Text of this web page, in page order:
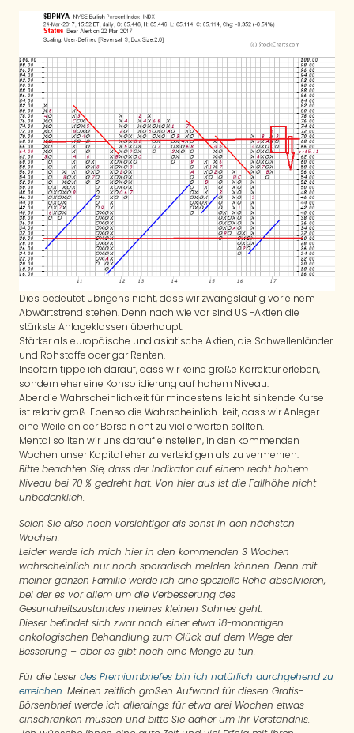
Dies bedeutet übrigens nicht, dass wir zwangsläufig vor einem
Abwärtstrend stehen. Denn nach wie vor sind US -Aktien die
stärkste Anlageklassen überhaupt.
Stärker als europäische und asiatische Aktien, die Schwellenländer
und Rohstoffe oder gar Renten.
Insofern tippe ich darauf, dass wir keine große Korrektur erleben,
sondern eher eine Konsolidierung auf hohem Niveau.
Aber die Wahrscheinlichkeit für mindestens leicht sinkende Kurse
ist relativ groß. Ebenso die Wahrscheinlich-keit, dass wir Anleger
eine Weile an der Börse nicht zu viel erwarten sollten.
Mental sollten wir uns darauf einstellen, in den kommenden
Wochen unser Kapital eher zu verteidigen als zu vermehren.
Bitte beachten Sie, dass der Indikator auf einem recht hohem
Niveau bei 70 % gedreht hat. Von hier aus ist die Fallhöhe nicht
unbedenklich.
Seien Sie also noch vorsichtiger als sonst in den nächsten
Wochen.
Leider werde ich mich hier in den kommenden 3 Wochen
wahrscheinlich nur noch sporadisch melden können. Denn mit
meiner ganzen Familie werde ich eine spezielle Reha absolvieren,
bei der es vor allem um die Verbesserung des
Gesundheitszustandes meines kleinen Sohnes geht.
Dieser befindet sich zwar nach einer etwa 18-monatigen
onkologischen Behandlung zum Glück auf dem Wege der
Besserung – aber es gibt noch eine Menge zu tun.
Für die Leserdes Premiumbriefes bin ich natürlich durchgehend zu
erreichen. Meinen zeitlich großen Aufwand für diesen Gratis-
Börsenbrief werde ich allerdings für etwa drei Wochen etwas
einschränken müssen und bitte Sie daher um Ihr Verständnis.